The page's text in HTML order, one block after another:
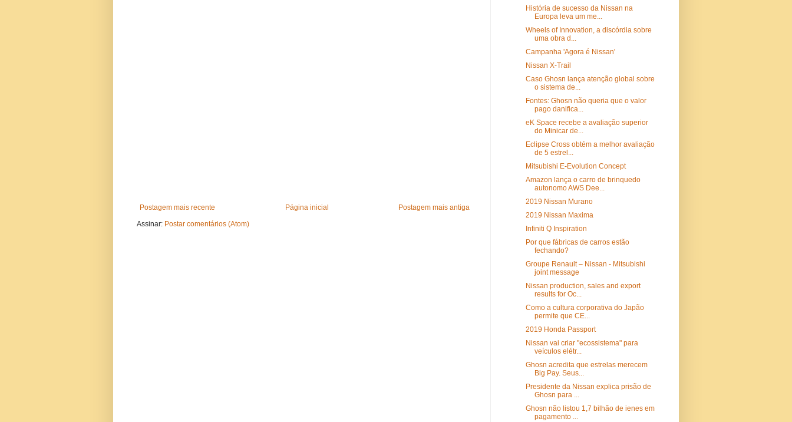
Postagem mais recente Postagem mais antiga
Página inicial
Assinar: Postar comentários (Atom)
História de sucesso da Nissan na
Europa leva um me...
Wheels of Innovation, a discórdia sobre
uma obra d...
Campanha 'Agora é Nissan'
Nissan X-Trail
Caso Ghosn lança atenção global sobre
o sistema de...
Fontes: Ghosn não queria que o valor
pago danifica...
eK Space recebe a avaliação superior
do Minicar de...
Eclipse Cross obtém a melhor avaliação
de 5 estrel...
Mitsubishi E-Evolution Concept
Amazon lança o carro de brinquedo
autonomo AWS Dee...
2019 Nissan Murano
2019 Nissan Maxima
Infiniti Q Inspiration
Por que fábricas de carros estão
fechando?
Groupe Renault – Nissan - Mitsubishi
joint message
Nissan production, sales and export
results for Oc...
Como a cultura corporativa do Japão
permite que CE...
2019 Honda Passport
Nissan vai criar "ecossistema" para
veículos elétr...
Ghosn acredita que estrelas merecem
Big Pay. Seus...
Presidente da Nissan explica prisão de
Ghosn para ...
Ghosn não listou 1,7 bilhão de ienes em
pagamento ...